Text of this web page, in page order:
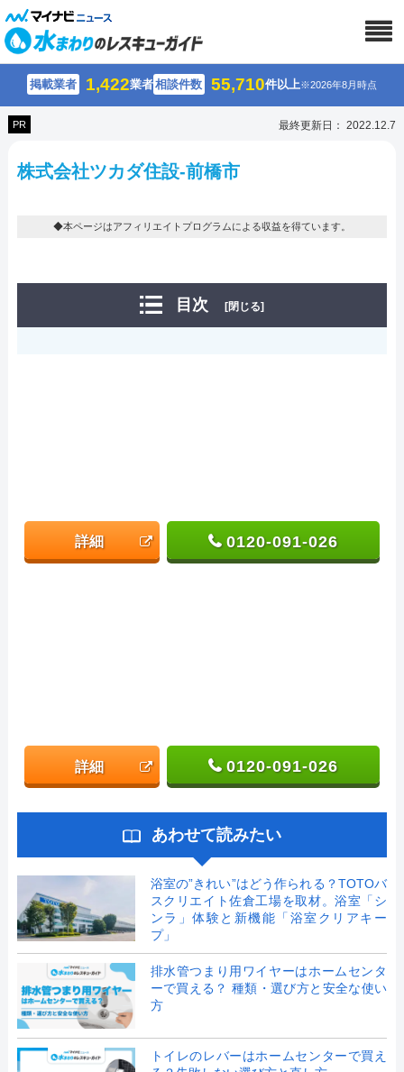
掲載業者 1,422業者相談件数 55,710件以上※2026年8月時点
PR 最終更新日： 2022.12.7
株式会社ツカダ住設-前橋市
◆本ページはアフィリエイトプログラムによる収益を得ています。
目次 [閉じる]
詳細 0120-091-026
詳細 0120-091-026
あわせて読みたい
浴室の”きれい”はどう作られる？TOTOバ
スクリエイト佐倉工場を取材。浴室「シ
ンラ」体験と新機能「浴室クリアキー
プ」
排水管つまり用ワイヤーはホームセンタ
ーで買える？ 種類・選び方と安全な使い
方
トイレのレバーはホームセンターで買え